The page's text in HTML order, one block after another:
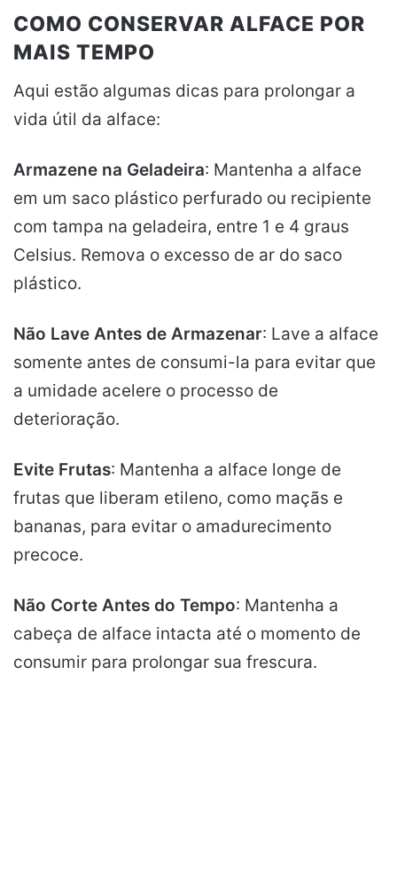
COMO CONSERVAR ALFACE POR
MAIS TEMPO
Aqui estão algumas dicas para prolongar a
vida útil da alface:
Armazene na Geladeira: Mantenha a alface
em um saco plástico perfurado ou recipiente
com tampa na geladeira, entre 1 e 4 graus
Celsius. Remova o excesso de ar do saco
plástico.
Não Lave Antes de Armazenar: Lave a alface
somente antes de consumi-la para evitar que
a umidade acelere o processo de
deterioração.
Evite Frutas: Mantenha a alface longe de
frutas que liberam etileno, como maçãs e
bananas, para evitar o amadurecimento
precoce.
Não Corte Antes do Tempo: Mantenha a
cabeça de alface intacta até o momento de
consumir para prolongar sua frescura.